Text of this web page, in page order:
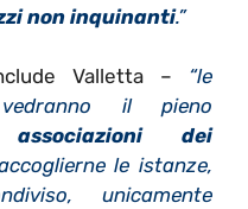
non inquinanti.”
Valletta – “le
il pieno
associazioni dei
le istanze,
unicamente